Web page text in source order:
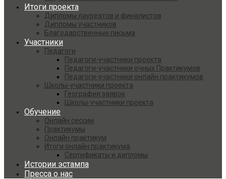
Итоги проекта
Дипломы лауреатов и финалистов
Дипломы участников
Благодарственные письма
Участники
Педагоги
Педагоги-участники проекта
Педагоги-участники очных Практикумов
Педагоги-участники онлайн практикумов
Школы-участники проекта
География заявок
Школы-участники проекта
Обучение
Онлайн сессии
Практикумы
Онлайн практикум
Итоги онлайн практикума
Сертификаты и дипломы
Истории эстампа
Пресса о нас